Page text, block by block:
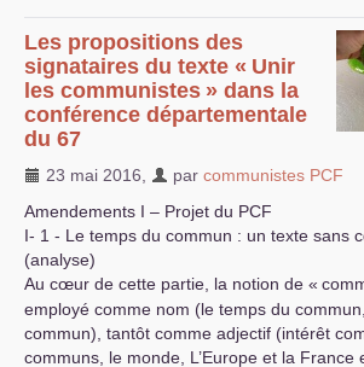
Les propositions des
signataires du texte « Unir
les communistes » dans la
conférence départementale
du 67
23 mai 2016 par communistes PCF
Amendements I – Projet du PCF
I- 1 - Le temps du commun : un texte sans
(analyse)
Au cœur de cette partie, la notion de «
employé comme nom (le temps du
commun), tantôt comme adjectif (intérêt
communs, le monde, L’Europe et la France